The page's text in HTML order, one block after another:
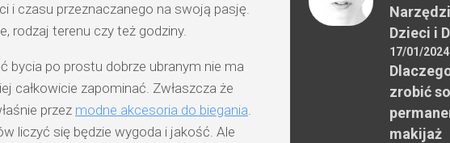
i czasu przeznaczanego na swoją pasję.
rodzaj terenu czy też godziny.
bycia po prostu dobrze ubranym nie ma
całkowicie zapominać. Zwłaszcza że
przez modne akcesoria do biegania
liczyć się będzie wygoda i jakość. Ale
Dzieci i
17/01/2024
zrobić
makijaż